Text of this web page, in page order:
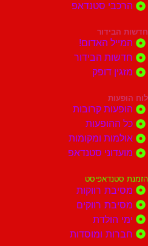
סטנדאפ
האדום!
הבידור
דופק
קרובות
ומקומות
סטנדאפ
רווקות
רווקים
ומוסדות